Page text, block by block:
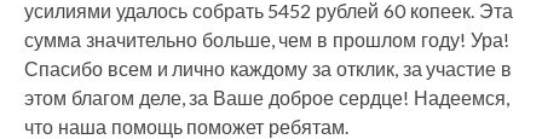
усилиями удалось собрать 5452 рублей 60 копеек. Эта
сумма значительно больше, чем в прошлом году! Ура!
Спасибо всем и лично каждому за отклик, за участие в
этом благом деле, за Ваше доброе сердце! Надеемся,
что наша помощь поможет ребятам.